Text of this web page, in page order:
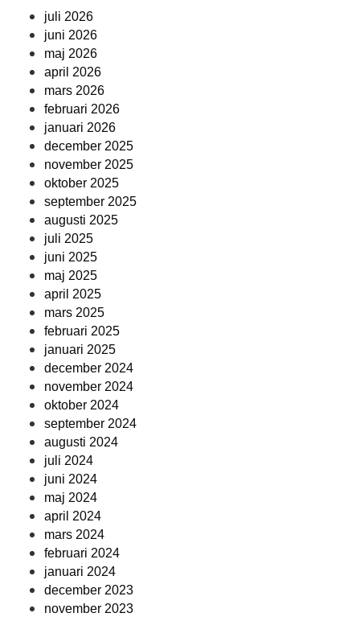
juli 2026
juni 2026
maj 2026
april 2026
mars 2026
februari 2026
januari 2026
december 2025
november 2025
oktober 2025
september 2025
augusti 2025
juli 2025
juni 2025
maj 2025
april 2025
mars 2025
februari 2025
januari 2025
december 2024
november 2024
oktober 2024
september 2024
augusti 2024
juli 2024
juni 2024
maj 2024
april 2024
mars 2024
februari 2024
januari 2024
december 2023
november 2023